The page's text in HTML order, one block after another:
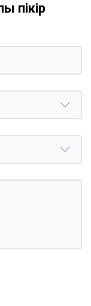
пікір